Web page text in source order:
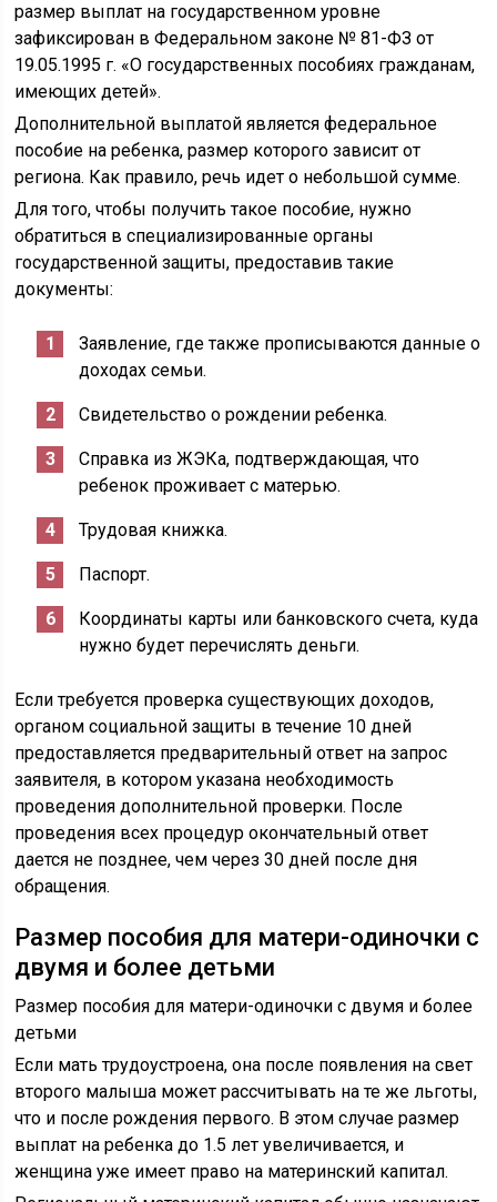
размер выплат на государственном уровне
зафиксирован в Федеральном законе № 81-ФЗ от
19.05.1995 г. «О государственных пособиях гражданам,
имеющих детей».
Дополнительной выплатой является федеральное
пособие на ребенка, размер которого зависит от
региона. Как правило, речь идет о небольшой сумме.
Для того, чтобы получить такое пособие, нужно
обратиться в специализированные органы
государственной защиты, предоставив такие
документы:
Заявление, где также прописываются данные о
доходах семьи.
Свидетельство о рождении ребенка.
Справка из ЖЭКа, подтверждающая, что
ребенок проживает с матерью.
Трудовая книжка.
Паспорт.
Координаты карты или банковского счета, куда
нужно будет перечислять деньги.
Если требуется проверка существующих доходов,
органом социальной защиты в течение 10 дней
предоставляется предварительный ответ на запрос
заявителя, в котором указана необходимость
проведения дополнительной проверки. После
проведения всех процедур окончательный ответ
дается не позднее, чем через 30 дней после дня
обращения.
Размер пособия для матери-одиночки с
двумя и более детьми
Размер пособия для матери-одиночки с двумя и более
детьми
Если мать трудоустроена, она после появления на свет
второго малыша может рассчитывать на те же льготы,
что и после рождения первого. В этом случае размер
выплат на ребенка до 1.5 лет увеличивается, и
женщина уже имеет право на материнский капитал.